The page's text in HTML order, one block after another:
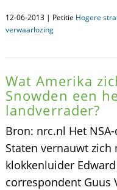
12-06-2013 | Petitie Hogere
verwaarlozing
Wat Amerika
Snowden een
landverrader?
Bron: nrc.nl Het
Staten vernauwt
klokkenluider
correspondent Guus